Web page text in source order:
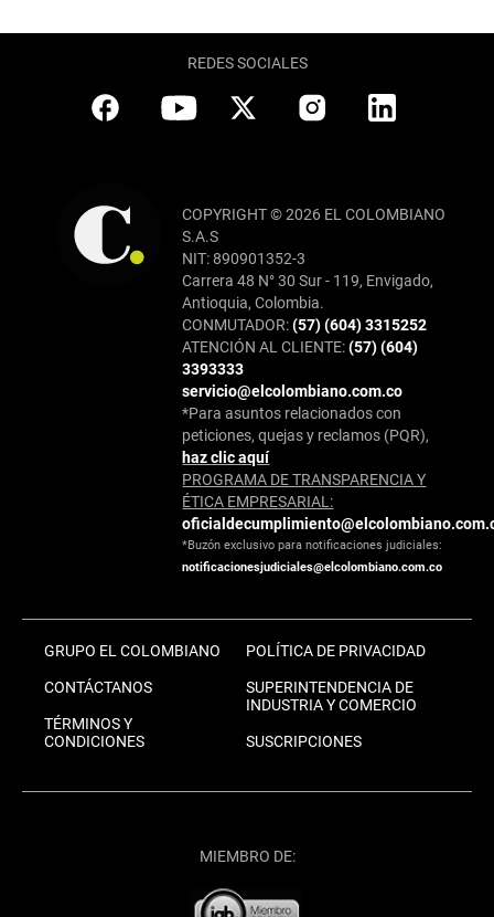
REDES SOCIALES
COPYRIGHT © 2026 EL COLOMBIANO
S.A.S
NIT: 890901352-3
Carrera 48 N° 30 Sur - 119, Envigado,
Antioquia, Colombia.
CONMUTADOR:(57) (604) 3315252
ATENCIÓN AL CLIENTE:(57) (604)
3393333
servicio@elcolombiano.com.co
*Para asuntos relacionados con
peticiones, quejas y reclamos (PQR),
haz clic aquí
PROGRAMA DE TRANSPARENCIA Y
ÉTICA EMPRESARIAL:
*Buzón exclusivo para notificaciones judiciales:
notificacionesjudiciales@elcolombiano.com.co
GRUPO EL COLOMBIANO
CONTÁCTANOS
TÉRMINOS Y
CONDICIONES
POLÍTICA DE PRIVACIDAD
SUPERINTENDENCIA DE
INDUSTRIA Y COMERCIO
SUSCRIPCIONES
MIEMBRO DE: